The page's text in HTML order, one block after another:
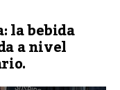
la bebida
a nivel